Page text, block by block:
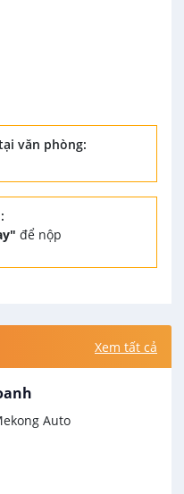
văn phòng:
để nộp
Xem tất cả
Auto